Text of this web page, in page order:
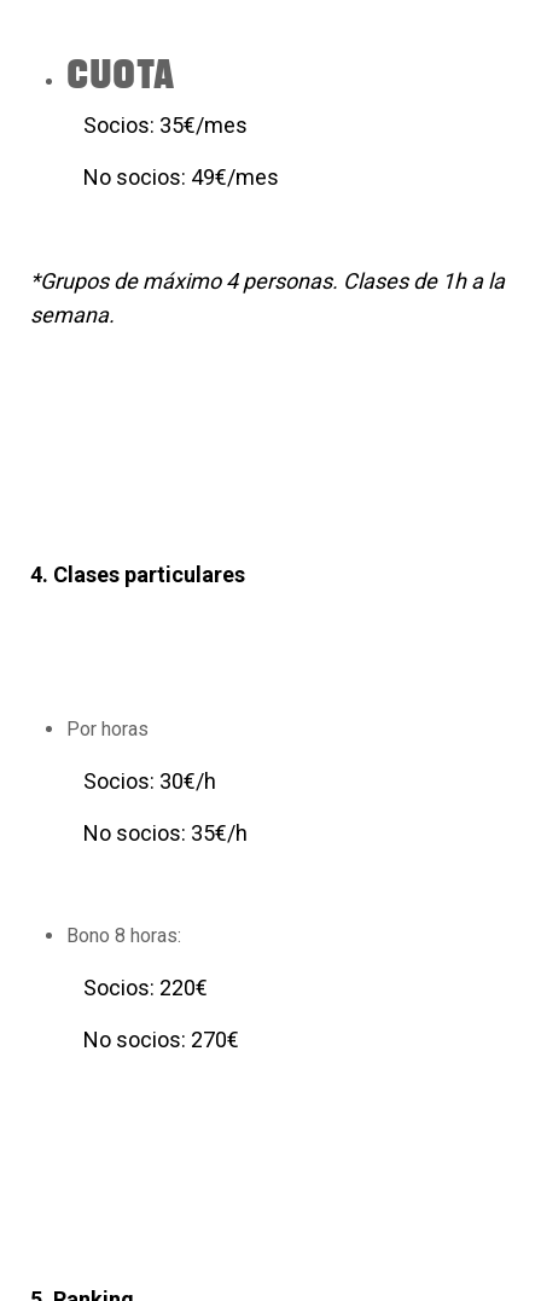
CUOTA
Socios: 35€/mes
No socios: 49€/mes
*Grupos de máximo 4 personas. Clases de 1h a la
semana.
4. Clases particulares
Por horas
Socios: 30€/h
No socios: 35€/h
Bono 8 horas:
Socios: 220€
No socios: 270€